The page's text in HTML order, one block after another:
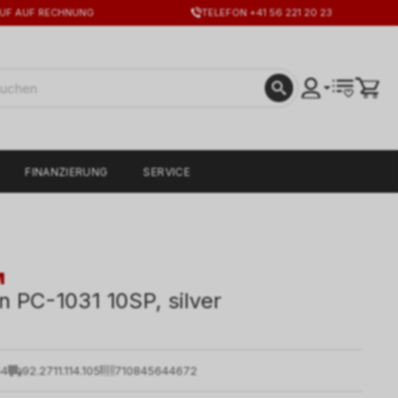
AUF RECHNUNG TELEFON +41 56 221 20 23
FINANZIERUNG SERVICE
PC-1031 10SP, silver
92.2711.114.105 710845644672